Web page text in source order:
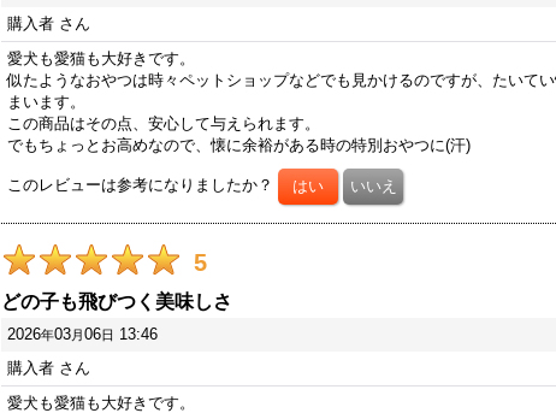
購入者 さん
愛犬も愛猫も大好きです。
似たようなおやつは時々ペットショップなどでも見かけるのですが、たいて
まいます。
この商品はその点、安心して与えられます。
でもちょっとお高めなので、懐に余裕がある時の特別おやつに(汗)
このレビューは参考になりましたか？
5
どの子も飛びつく美味しさ
2026年03月06日 13:46
購入者 さん
愛犬も愛猫も大好きです。